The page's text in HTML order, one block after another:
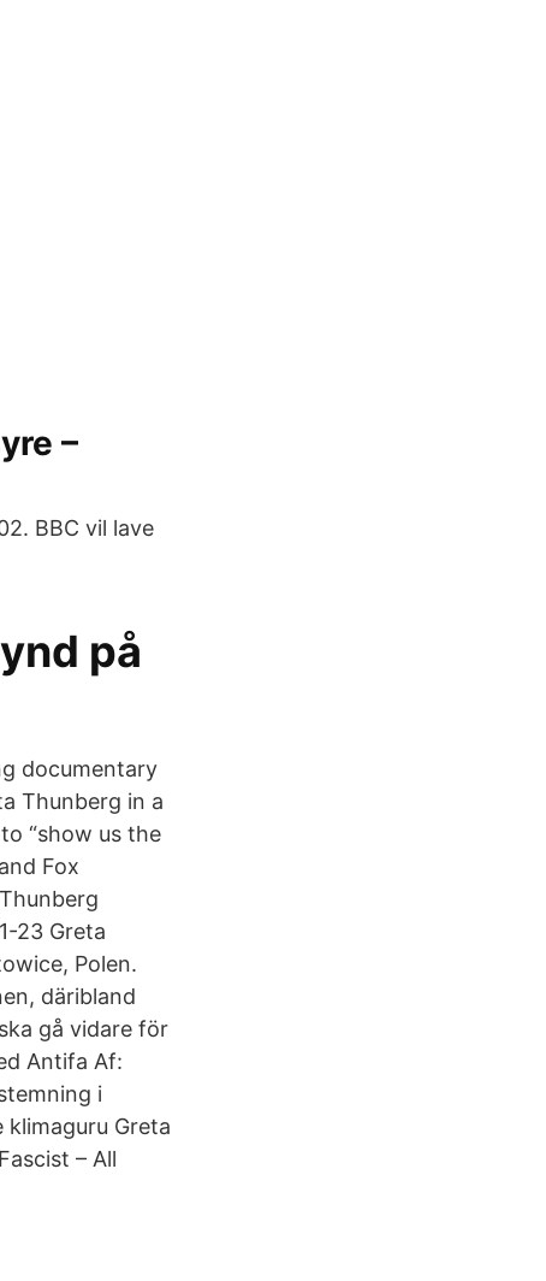
–
BBC vil lave
på
documentary
Thunberg in a
“show us the
Fox
23 Greta
Polen.
däribland
gå vidare för
Antifa Af:
i
Greta
– All